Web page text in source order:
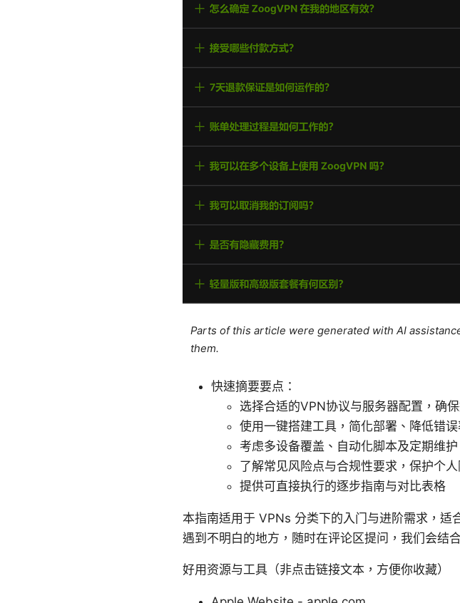
Parts of this article were generated with AI
them.
快速摘要要点：
选择合适的VPN协议与服务器配置，确
使用一键搭建工具，简化部署、降低错
考虑多设备覆盖、自动化脚本及定期维护
了解常见风险点与合规性要求，保护个
提供可直接执行的逐步指南与对比表格
本指南适用于 VPNs 分类下的入门与进阶需求，
遇到不明白的地方，随时在评论区提问，我们会结
好用资源与工具（非点击链接文本，方便你收藏）